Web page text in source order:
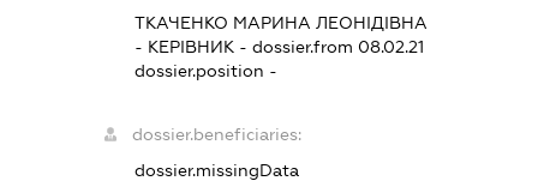
ТКАЧЕНКО МАРИНА ЛЕОНІДІВНА
- КЕРІВНИК- dossier.from 08.02.21
dossier.position -
dossier.beneficiaries:
dossier.missingData